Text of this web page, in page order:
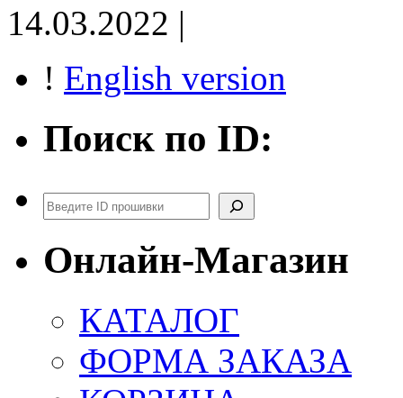
14.03.2022 |
! English version
Поиск по ID:
Поиск
Онлайн-Магазин
КАТАЛОГ
ФОРМА ЗАКАЗА